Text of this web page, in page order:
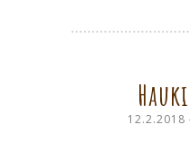
12.2.2018